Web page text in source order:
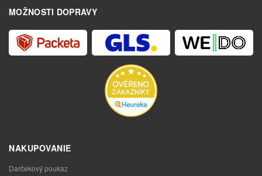
MOŽNOSTI DOPRAVY
NAKUPOVANIE
Darčekový poukaz